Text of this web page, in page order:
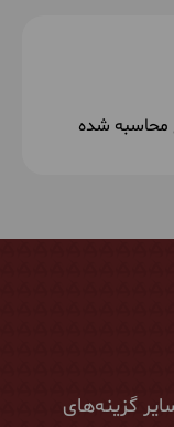
محاسبه شده
گزینه‌های